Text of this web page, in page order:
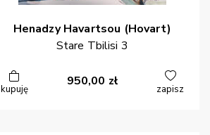
Henadzy Havartsou (Hovart)
Stare Tbilisi 3
kupuję
950,00 zł
zapisz